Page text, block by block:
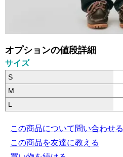
オプションの値段詳細
サイズ
S
M
L
この商品について問い合わせる
この商品を友達に教える